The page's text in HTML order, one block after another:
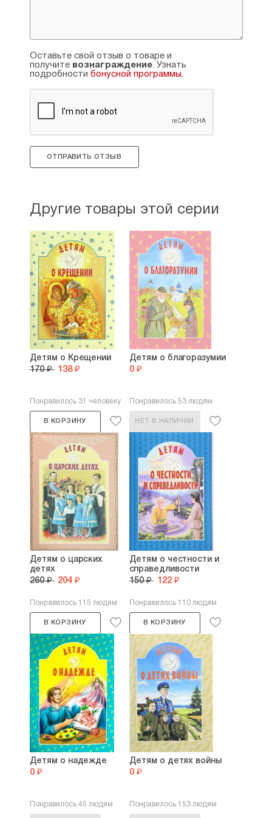
ангела», «Ласточка», «Тайны бабушкиного
клубка», «Веселые зверюшки».
Оставьте свой отзыв о товаре и
получите вознаграждение. Узнать
подробности бонусной программы.
ОТПРАВИТЬ ОТЗЫВ
Другие товары этой серии
Детям о Крещении
170 ₽ 138 ₽
Понравилось 31 человеку
В КОРЗИНУ
Детям о благоразумии
0 ₽
Понравилось 53 людям
НЕТ В НАЛИЧИИ
Детям о царских
детях
260 ₽ 204 ₽
Понравилось 115 людям
В КОРЗИНУ
Детям о честности и
справедливости
150 ₽ 122 ₽
Понравилось 110 людям
В КОРЗИНУ
Детям о надежде
0 ₽
Понравилось 45 людям
Детям о детях войны
0 ₽
Понравилось 153 людям